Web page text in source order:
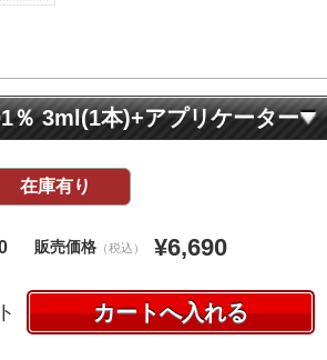
％ 3ml(1本)+アプリケーター
在庫有り
販売価格 （税込） ¥6,690